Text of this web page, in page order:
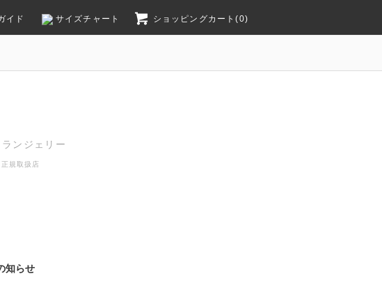
イド サイズチャート ショッピングカート(0)
ンジェリー
規取扱店
知らせ